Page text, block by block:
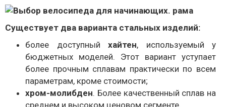
Существует два варианта стальных изделий:
более доступный хайтен, используемый у
бюджетных моделей. Этот вариант уступает
более прочным сплавам практически по всем
параметрам, кроме стоимости;
хром-молибден. Более качественный сплав на
среднем и высоком ценовом сегменте.